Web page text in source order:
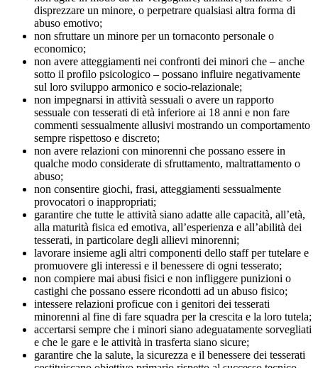
disprezzare un minore, o perpetrare qualsiasi altra forma di
abuso emotivo;
non sfruttare un minore per un tornaconto personale o
economico;
non avere atteggiamenti nei confronti dei minori che – anche
sotto il profilo psicologico – possano influire negativamente
sul loro sviluppo armonico e socio-relazionale;
non impegnarsi in attività sessuali o avere un rapporto
sessuale con tesserati di età inferiore ai 18 anni e non fare
commenti sessualmente allusivi mostrando un comportamento
sempre rispettoso e discreto;
non avere relazioni con minorenni che possano essere in
qualche modo considerate di sfruttamento, maltrattamento o
abuso;
non consentire giochi, frasi, atteggiamenti sessualmente
provocatori o inappropriati;
garantire che tutte le attività siano adatte alle capacità, all’età,
alla maturità fisica ed emotiva, all’esperienza e all’abilità dei
tesserati, in particolare degli allievi minorenni;
lavorare insieme agli altri componenti dello staff per tutelare e
promuovere gli interessi e il benessere di ogni tesserato;
non compiere mai abusi fisici e non infliggere punizioni o
castighi che possano essere ricondotti ad un abuso fisico;
intessere relazioni proficue con i genitori dei tesserati
minorenni al fine di fare squadra per la crescita e la loro tutela;
accertarsi sempre che i minori siano adeguatamente sorvegliati
e che le gare e le attività in trasferta siano sicure;
garantire che la salute, la sicurezza e il benessere dei tesserati